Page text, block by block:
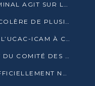
ENVIRONNEMENT: CONGO TERMINAL AGIT SUR LE TERRAIN ET FORME LES PLUS JEUNES
« LIBÉREZ NOS ENFANTS » : LA COLÈRE DE PLUSIEURS MÈRES À BRAZZAVILLE CONTRE LA DGSP
IMMERSION DES ÉTUDIANTS DE L’UCAC-ICAM À CONGO TERMINAL
LAMYR NGUELE ÉLU PRÉSIDENT DU COMITÉ DES MEMBRES D’HONNEUR DU PCT
FOOTBALL : CLAUDE LE ROY OFFICIELLEMENT NOMMÉ SÉLECTIONNEUR DU CONGO